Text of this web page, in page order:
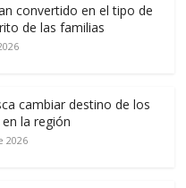
convertido en el tipo de
de las familias
cambiar destino de los
la región
2026